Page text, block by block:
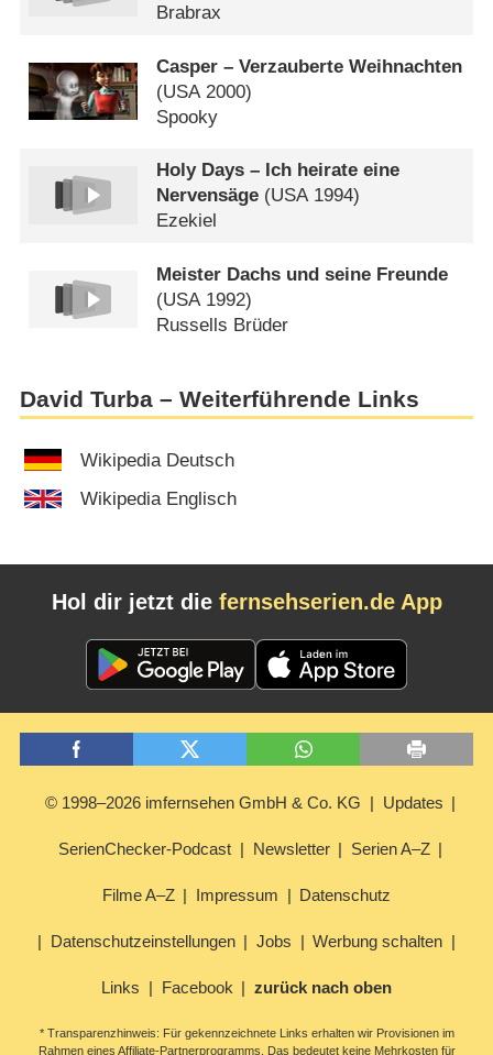
Brabrax
Casper – Verzauberte Weihnachten
(USA 2000)
Spooky
Holy Days – Ich heirate eine
Nervensäge (USA1994)
Ezekiel
Meister Dachs und seine Freunde
(USA 1992)
Russells Brüder
David Turba – Weiterführende Links
Wikipedia Deutsch
Wikipedia Englisch
Hol dir jetzt die fernsehserien.de App
© 1998–2026 imfernsehen GmbH & Co. KG Updates
SerienChecker-Podcast Newsletter Serien A–Z
Filme A–Z Impressum Datenschutz
Datenschutzeinstellungen Jobs Werbung schalten
Links Facebook zurück nach oben
* Transparenzhinweis: Für gekennzeichnete Links erhalten wir Provisionen im
Rahmen eines Affiliate-Partnerprogramms. Das bedeutet keine Mehrkosten für